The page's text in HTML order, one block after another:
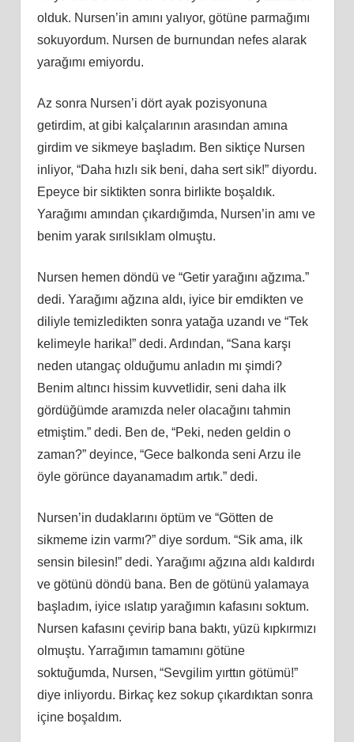
olduk. Nursen’in amını yalıyor, götüne parmağımı
sokuyordum. Nursen de burnundan nefes alarak
yarağımı emiyordu.
Az sonra Nursen’i dört ayak pozisyonuna
getirdim, at gibi kalçalarının arasından amına
girdim ve sikmeye başladım. Ben siktiçe Nursen
inliyor, “Daha hızlı sik beni, daha sert sik!” diyordu.
Epeyce bir siktikten sonra birlikte boşaldık.
Yarağımı amından çıkardığımda, Nursen’in amı ve
benim yarak sırılsıklam olmuştu.
Nursen hemen döndü ve “Getir yarağını ağzıma.”
dedi. Yarağımı ağzına aldı, iyice bir emdikten ve
diliyle temizledikten sonra yatağa uzandı ve “Tek
kelimeyle harika!” dedi. Ardından, “Sana karşı
neden utangaç olduğumu anladın mı şimdi?
Benim altıncı hissim kuvvetlidir, seni daha ilk
gördüğümde aramızda neler olacağını tahmin
etmiştim.” dedi. Ben de, “Peki, neden geldin o
zaman?” deyince, “Gece balkonda seni Arzu ile
öyle görünce dayanamadım artık.” dedi.
Nursen’in dudaklarını öptüm ve “Götten de
sikmeme izin varmı?” diye sordum. “Sik ama, ilk
sensin bilesin!” dedi. Yarağımı ağzına aldı kaldırdı
ve götünü döndü bana. Ben de götünü yalamaya
başladım, iyice ıslatıp yarağımın kafasını soktum.
Nursen kafasını çevirip bana baktı, yüzü kıpkırmızı
olmuştu. Yarrağımın tamamını götüne
soktuğumda, Nursen, “Sevgilim yırttın götümü!”
diye inliyordu. Birkaç kez sokup çıkardıktan sonra
içine boşaldım.